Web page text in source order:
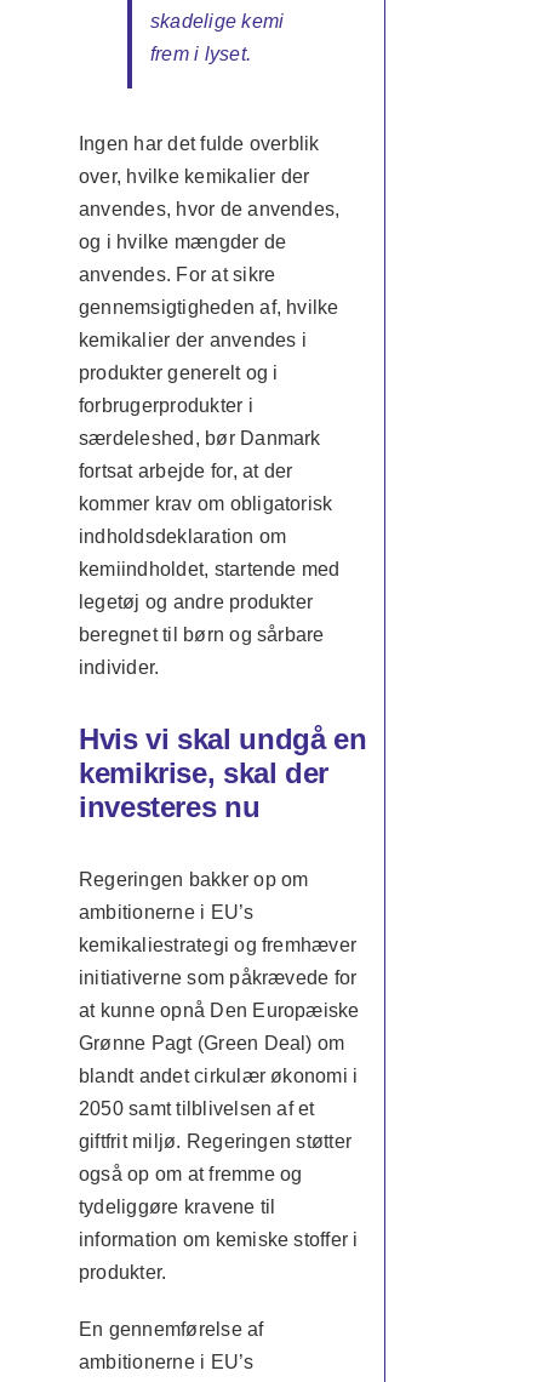
skadelige kemi
frem i lyset.
Ingen har det fulde overblik
over, hvilke kemikalier der
anvendes, hvor de anvendes,
og i hvilke mængder de
anvendes. For at sikre
gennemsigtigheden af, hvilke
kemikalier der anvendes i
produkter generelt og i
forbrugerprodukter i
særdeleshed, bør Danmark
fortsat arbejde for, at der
kommer krav om obligatorisk
indholdsdeklaration om
kemiindholdet, startende med
legetøj og andre produkter
beregnet til børn og sårbare
individer.
Hvis vi skal undgå en
kemikrise, skal der
investeres nu
Regeringen bakker op om
ambitionerne i EU’s
kemikaliestrategi og fremhæver
initiativerne som påkrævede for
at kunne opnå Den Europæiske
Grønne Pagt (Green Deal) om
blandt andet cirkulær økonomi i
2050 samt tilblivelsen af et
giftfrit miljø. Regeringen støtter
også op om at fremme og
tydeliggøre kravene til
information om kemiske stoffer i
produkter.
En gennemførelse af
ambitionerne i EU’s